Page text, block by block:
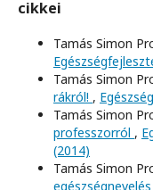
cikkei
Tamás Simon
Tamás Simon
rákról! ,
Tamás Simon
professzorról ,
(2014)
Tamás Simon